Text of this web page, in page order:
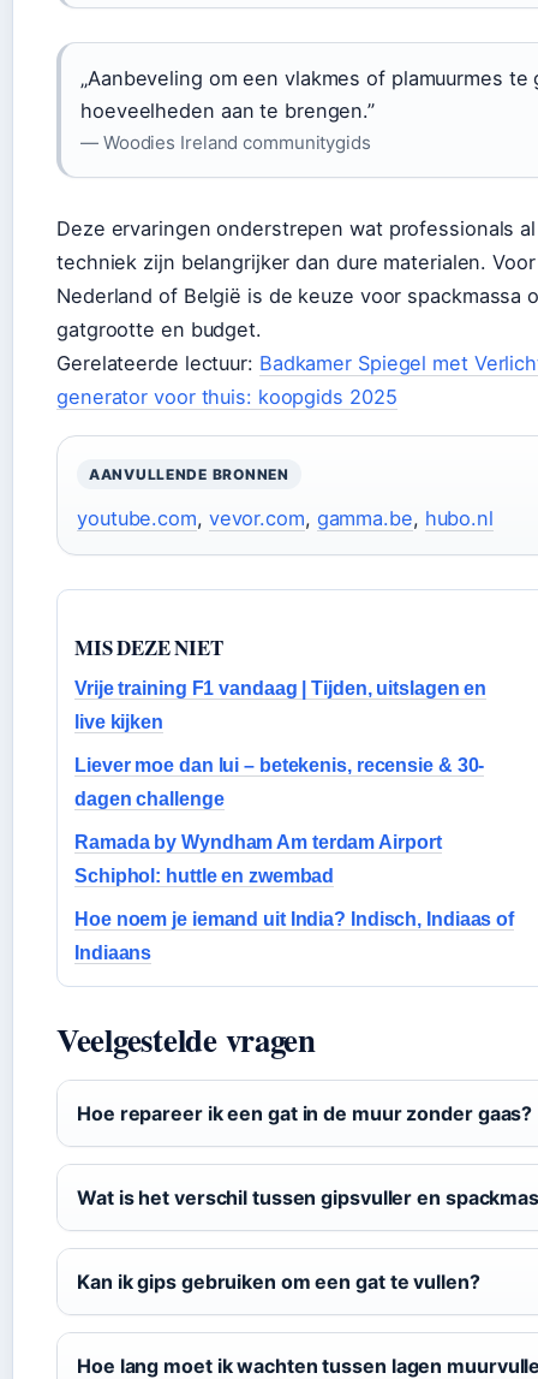
„Aanbeveling om een vlakmes of plamuurmes
hoeveelheden aan te brengen.”
— Woodies Ireland communitygids
Deze ervaringen onderstrepen wat professionals
techniek zijn belangrijker dan dure materialen.
Nederland of België is de keuze voor
gatgrootte en budget.
Gerelateerde lectuur: Badkamer Spiegel met
generator voor thuis: koopgids 2025
AANVULLENDE BRONNEN
youtube.com, vevor.com, gamma.be, hubo.nl
MIS DEZE NIET
Vrije training F1 vandaag | Tijden, uitslagen en
live kijken
Liever moe dan lui – betekenis, recensie & 30-
dagen challenge
Ramada by Wyndham Am terdam Airport
Schiphol: huttle en zwembad
Hoe noem je iemand uit India? Indisch, Indiaas of
Indiaans
Veelgestelde vragen
Hoe repareer ik een gat in de muur zonder gaas?
Wat is het verschil tussen gipsvuller en
Kan ik gips gebruiken om een gat te vullen?
Hoe lang moet ik wachten tussen lagen